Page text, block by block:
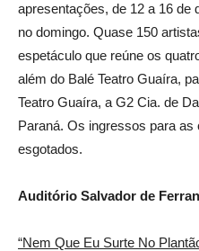
apresentações, de 12 a 16 de
no domingo. Quase 150
espetáculo que reúne os
além do Balé Teatro Guaíra,
Teatro Guaíra, a G2 Cia. de
Paraná. Os ingressos para
esgotados.
Auditório Salvador de
“Nem Que Eu Surte No